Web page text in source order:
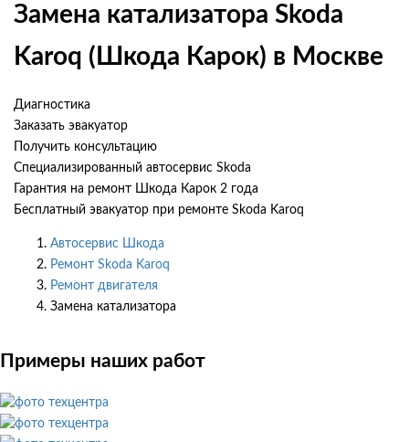
Замена катализатора Skoda
Karoq (Шкода Карок) в Москве
Диагностика
Заказать эвакуатор
Получить консультацию
Специализированный автосервис Skoda
Гарантия на ремонт Шкода Карок 2 года
Бесплатный эвакуатор при ремонте Skoda Karoq
Автосервис Шкода
Ремонт Skoda Karoq
Ремонт двигателя
Замена катализатора
Примеры наших работ